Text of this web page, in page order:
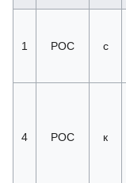
1 РОС с
4 РОС к